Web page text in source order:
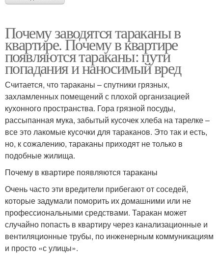
Почему заводятся тараканы в
квартире. Почему в квартире
появляются тараканы: пути
попадания и наносимый вред
Считается, что тараканы – спутники грязных,
захламленных помещений с плохой организацией
кухонного пространства. Гора грязной посуды,
рассыпанная мука, забытый кусочек хлеба на тарелке –
все это лакомые кусочки для тараканов. Это так и есть,
но, к сожалению, тараканы приходят не только в
подобные жилища.
Почему в квартире появляются тараканы
Очень часто эти вредители прибегают от соседей,
которые задумали поморить их домашними или не
профессиональными средствами. Таракан может
случайно попасть в квартиру через канализационные и
вентиляционные трубы, по инженерным коммуникациям
и просто «с улицы».